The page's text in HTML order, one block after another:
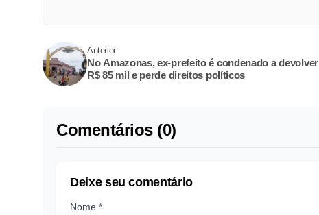
Anterior
No Amazonas, ex-prefeito é condenado a devolver
R$ 85 mil e perde direitos políticos
Comentários (0)
Deixe seu comentário
Nome *